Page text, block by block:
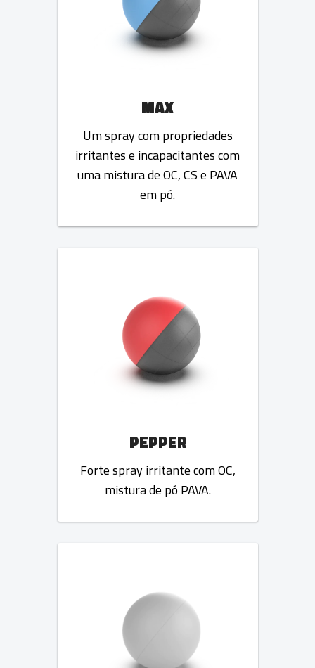
MAX
Um spray com propriedades
irritantes e incapacitantes com
uma mistura de OC, CS e PAVA
em pó.
PEPPER
Forte spray irritante com OC,
mistura de pó PAVA.